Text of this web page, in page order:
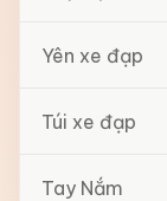
Yên xe đạp
Túi xe đạp
Tay Nắm